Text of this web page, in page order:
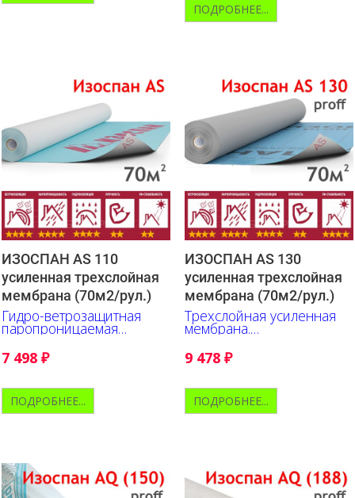
ПОДРОБНЕЕ...
ИЗОСПАН АS 110
усиленная трехслойная
мембрана (70м2/рул.)
Гидро-ветрозащитная
паропроницаемая
мембрана
7 498 ₽
ПОДРОБНЕЕ...
ИЗОСПАН AS 130
усиленная трехслойная
мембрана (70м2/рул.)
Трехслойная усиленная
мембрана.
серия, начальный
уровень.
9 478 ₽
ПОДРОБНЕЕ...